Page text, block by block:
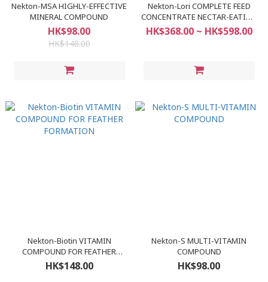
Nekton-MSA HIGHLY-EFFECTIVE
MINERAL COMPOUND
HK$98.00
HK$148.00
Nekton-Lori COMPLETE FEED
CONCENTRATE NECTAR-EATING
PARROTS
HK$368.00 ~ HK$598.00
Nekton-Biotin VITAMIN
COMPOUND FOR FEATHER
FORMATION
HK$148.00
Nekton-S MULTI-VITAMIN
COMPOUND
HK$98.00